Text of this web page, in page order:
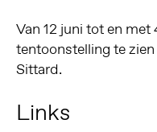
Van 12 juni tot en
tentoonstelling te
Sittard.
Links